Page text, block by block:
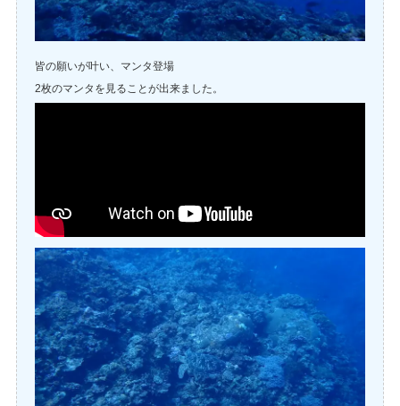
皆の願いが叶い、マンタ登場
2枚のマンタを見ることが出来ました。